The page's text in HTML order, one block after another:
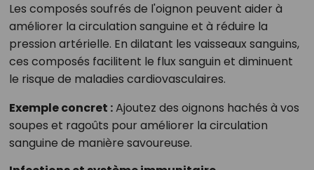
Les composés soufrés de l'oignon peuvent aider à
améliorer la circulation sanguine et à réduire la
pression artérielle. En dilatant les vaisseaux sanguins,
ces composés facilitent le flux sanguin et diminuent
le risque de maladies cardiovasculaires.
Exemple concret :Ajoutez des oignons hachés à vos
soupes et ragoûts pour améliorer la circulation
sanguine de manière savoureuse.